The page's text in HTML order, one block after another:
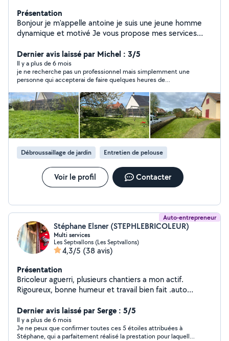
Présentation
Bonjour je m'appelle antoine je suis une jeune homme
dynamique et motivé Je vous propose mes services
rénovation à domicile. Je réalise notamment : Peinture
intérieure et extérieure Enduits et finitions Pose de sols
et murs PVC Tapisserie et revêtements muraux
Montage de cuisines équipées Montage de meubles en
tout genre Petits travaux de bricolage Entretien et
aménagement d'espaces verts Tonte, taille de haies et
débroussaillage Petits travaux de maçonnerie Aide au
déménagement et manutention Sérieux, soigneux et à
l'écoute, je m'engage à réaliser un travail propre et de
qualité. N'hésitez pas à me contacter pour discuter de
votre projet
Dernier avis laissé par Michel : 3/5
Il y a plus de 6 mois
je ne recherche pas un professionnel mais simplemment une
personne qui accepterai de faire quelques heures de
Débroussaillage de jardin Entretien de pelouse
Voir le profil Contacter
Auto-entrepreneur
Stéphane Elsner (STEPHLEBRICOLEUR)
Multi services
Les Septvallons (Les Septvallons)
4,3/5 (38 avis)
Présentation
Bricoleur aguerri, plusieurs chantiers a mon actif.
Rigoureux, bonne humeur et travail bien fait .auto
Dernier avis laissé par Serge : 5/5
Il y a plus de 6 mois
Je ne peux que confirmer toutes ces 5 étoiles attribuées à
Stéphane, qui a parfaitement réalisé la prestation pour laquelle